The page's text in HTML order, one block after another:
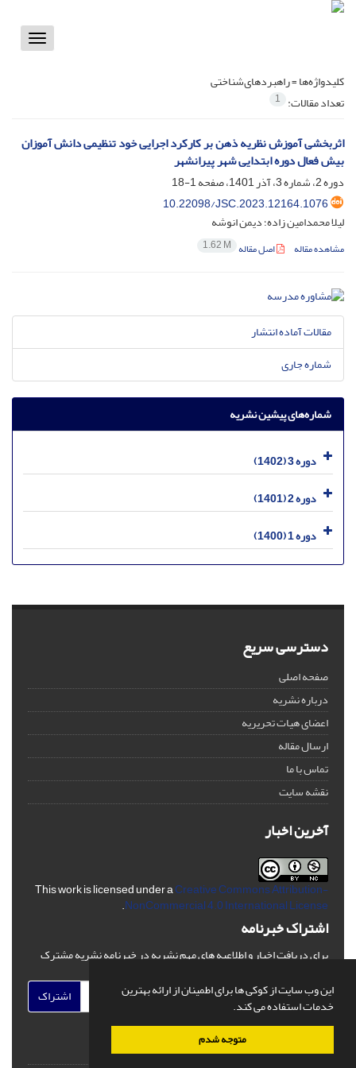
این وب سایت از کوکی ها برای اطمینان از ارائه بهترین
خدمات استفاده می کند.
متوجه شدم
Toggle
کلیدواژه‌ها =راهبردهای‌شناختی
تعداد مقالات: 1
اثربخشی آموزش نظریه ذهن بر کارکرد اجرایی خود تنظیمی دانش آموزان
بیش فعال دوره ابتدایی شهر پیرانشهر
دوره 2، شماره 3، آذر 1401، صفحه
1-18
10.22098/JSC.2023.12164.1076
لیلا محمدامین زاده؛ دیمن انوشه
مشاهده مقاله اصل مقاله 1.62 M
مقالات آماده انتشار
شماره جاری
شماره‌های پیشین نشریه
دوره 3 (1402)
دوره 2 (1401)
دوره 1 (1400)
دسترسی سریع
صفحه اصلی
درباره نشریه
اعضای هیات تحریریه
ارسال مقاله
تماس با ما
نقشه سایت
آخرین اخبار
This work is licensed under aCreative Commons Attribution-
NonCommercial 4.0 International License
.
اشتراک خبرنامه
برای دریافت اخبار و اطلاعیه های مهم نشریه در خبرنامه نشریه مشترک
اشتراک